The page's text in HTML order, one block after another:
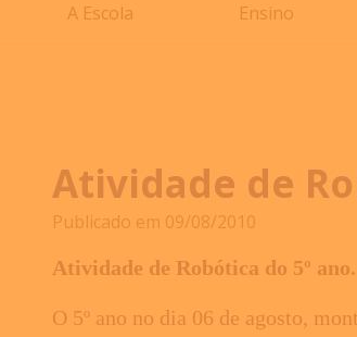
A Escola Ensino
Atividade de
Publicado em 09/08/2010
Atividade de Robótica do 5º ano.
O 5º ano no dia 06 de agosto,